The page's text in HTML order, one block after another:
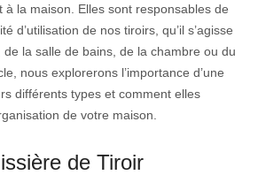
à la maison. Elles sont responsables de
d’utilisation de nos tiroirs, qu’il s’agisse
la salle de bains, de la chambre ou du
nous explorerons l’importance d’une
différents types et comment elles
de votre maison.
de Tiroir